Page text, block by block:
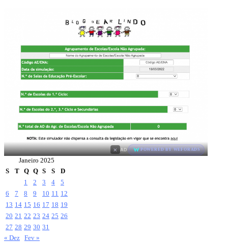
× AD POWERED BY WEFORADS
Janeiro 2025
S
T Q Q S S
D
1
2 3 4
5
6
7 8 9 10 11 12
13 14 15 16 17 18 19
20 21 22 23 24 25 26
27 28 29 30 31
« Dez Fev »